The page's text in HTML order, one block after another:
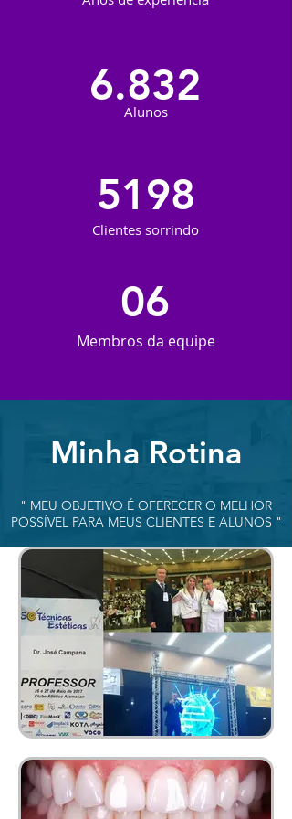
SaleteTrigo
"Eu estou muito satisfeita
Fernanda Faralhe
impecável, parabéns!”
6.832
Alunos
5198
Clientes sorrindo
06
Membros da equipe
Minha Rotina
" MEU OBJETIVO É OFERECER O MELHOR
POSSÍVEL PARA MEUS CLIENTES E ALUNOS "